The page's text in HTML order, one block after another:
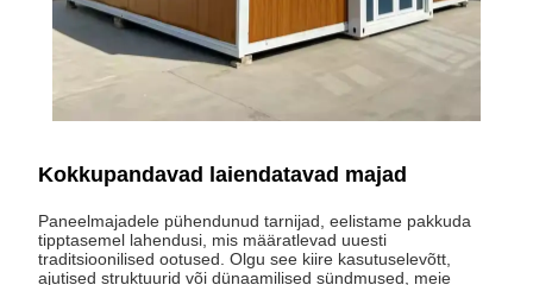
Kokkupandavad laiendatavad majad
Paneelmajadele pühendunud tarnijad, eelistame pakkuda
tipptasemel lahendusi, mis määratlevad uuesti
traditsioonilised ootused. Olgu see kiire kasutuselevõtt,
ajutised struktuurid või dünaamilised sündmused, meie